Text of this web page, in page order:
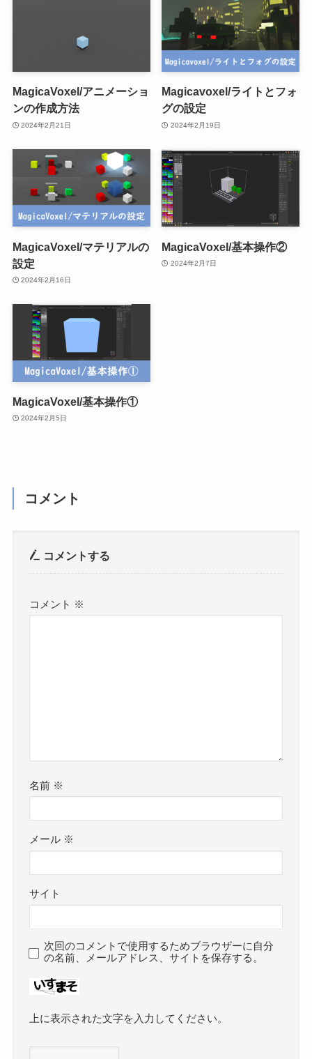
MagicaVoxel/アニメーショ
ンの作成方法
2024年2月21日
Magicavoxel/ライトとフォ
グの設定
2024年2月19日
MagicaVoxel/マテリアルの
設定
2024年2月16日
MagicaVoxel/基本操作②
2024年2月7日
MagicaVoxel/基本操作①
2024年2月5日
コメント
コメントする
コメント ※
名前 ※
メール ※
サイト
次回のコメントで使用するためブラウザーに自分
の名前、メールアドレス、サイトを保存する。
上に表示された文字を入力してください。